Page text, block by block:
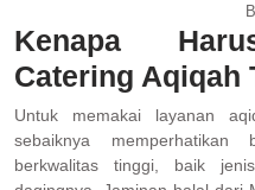
Kenapa
Catering Aqiqah
Untuk memakai layanan
sebaiknya
berkwalitas tinggi, baik